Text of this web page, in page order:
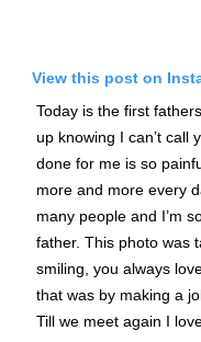
View this post on
Today is the first
up knowing I can’t call
done for me is so
more and more every
many people and I’m
father. This photo was
smiling, you always
that was by making a
Till we meet again I